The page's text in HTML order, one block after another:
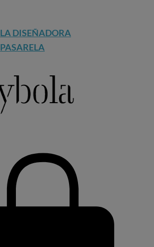
LA DISEÑADORA
PASARELA